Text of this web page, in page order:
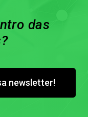
das
newsletter!